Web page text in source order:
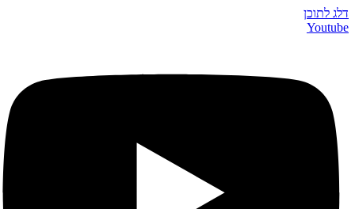
דלג לתוכן
Youtube